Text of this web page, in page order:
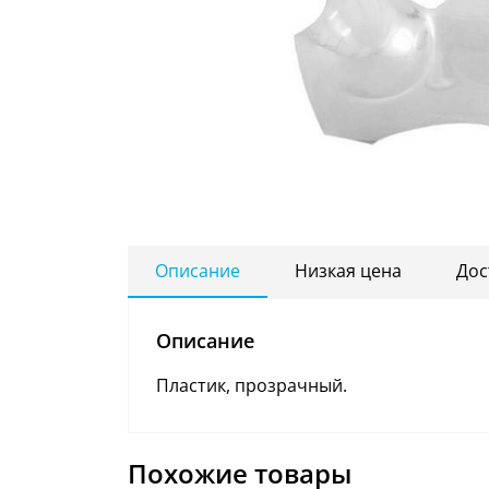
Описание Низкая цена
Описание
Пластик, прозрачный.
Похожие товары